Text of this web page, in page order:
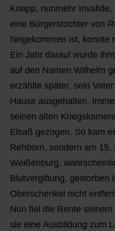
Knapp, nunmehr
eine Bürgerstochter von
hingekommen ist, konnte
Ein Jahr darauf wurde
auf den Namen Wilhelm
erzählte später, sein
Hause ausgehalten.
seinen alten
Elsaß gezogen. So kam
Rehborn, sondern am 15.
Weißenburg,
Blutvergiftung, gestorben
Oberschenkel nicht
Nun fiel die Rente
sie eine Ausbildung zum